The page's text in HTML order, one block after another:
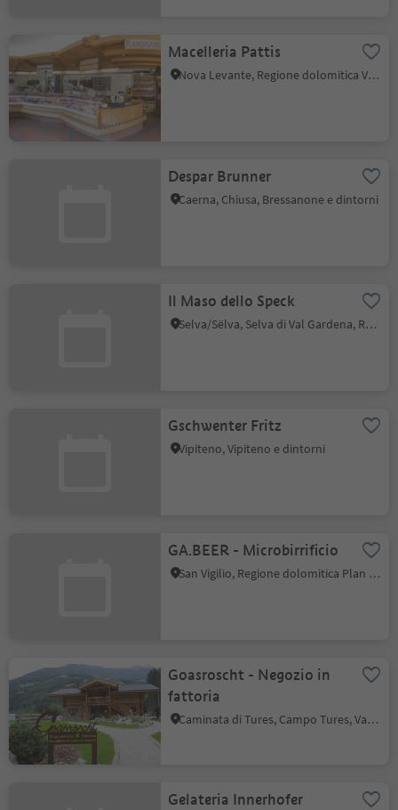
Macelleria Pattis
Nova Levante, Regione dolomitica Val d'Ega
Despar Brunner
Caerna, Chiusa, Bressanone e dintorni
Il Maso dello Speck
Selva/Sëlva, Selva di Val Gardena, Regione dolomitica Val Gardena
Gschwenter Fritz
Vipiteno, Vipiteno e dintorni
GA.BEER - Microbirrificio
San Vigilio, Regione dolomitica Plan de Corones
Goasroscht - Negozio in
fattoria
Caminata di Tures, Campo Tures, Valle Aurina
Gelateria Innerhofer